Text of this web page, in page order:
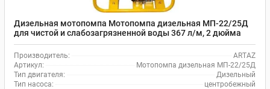
Дизельная мотопомпа Мотопомпа дизельная МП-22/25Д
для чистой и слабозагрязненной воды 367 л/м, 2 дюйма
(50мм)
Производитель:
ARTAZ
Артикул:
Мотопомпа дизельная МП-22/25Д
Тип двигателя:
Дизельный
Тип насоса:
центробежный